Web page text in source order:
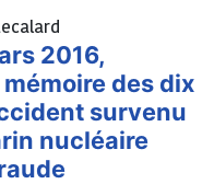
2016,
des dix
survenu
nucléaire